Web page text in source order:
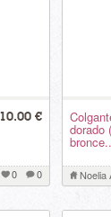
10.00 €
0 0
dorado
Noelia